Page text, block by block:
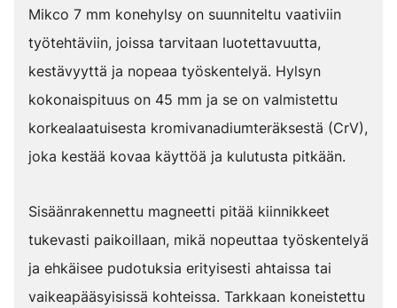
Mikco 7 mm konehylsy on suunniteltu vaativiin
työtehtäviin, joissa tarvitaan luotettavuutta,
kestävyyttä ja nopeaa työskentelyä. Hylsyn
kokonaispituus on 45 mm ja se on valmistettu
korkealaatuisesta kromivanadiumteräksestä (CrV),
joka kestää kovaa käyttöä ja kulutusta pitkään.
Sisäänrakennettu magneetti pitää kiinnikkeet
tukevasti paikoillaan, mikä nopeuttaa työskentelyä
ja ehkäisee pudotuksia erityisesti ahtaissa tai
vaikeapääsyisissä kohteissa. Tarkkaan koneistettu